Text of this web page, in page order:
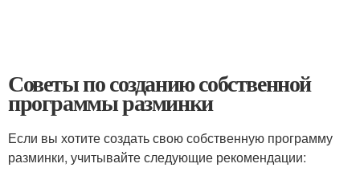
Советы по созданию собственной
программы разминки
Если вы хотите создать свою собственную программу
разминки, учитывайте следующие рекомендации: